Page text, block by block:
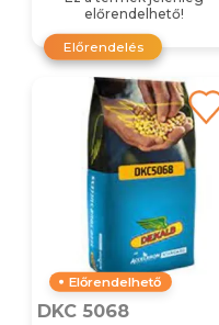
előrendelhető!
Előrendelés
Előrendelhető
DKC 5068